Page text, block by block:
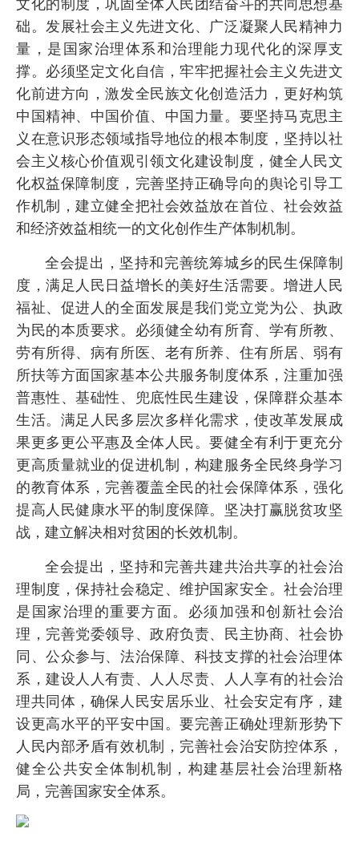
文化的制度，巩固全体人民团结奋斗的共同思想基
础。发展社会主义先进文化、广泛凝聚人民精神力
量，是国家治理体系和治理能力现代化的深厚支
撑。必须坚定文化自信，牢牢把握社会主义先进文
化前进方向，激发全民族文化创造活力，更好构筑
中国精神、中国价值、中国力量。要坚持马克思主
义在意识形态领域指导地位的根本制度，坚持以社
会主义核心价值观引领文化建设制度，健全人民文
化权益保障制度，完善坚持正确导向的舆论引导工
作机制，建立健全把社会效益放在首位、社会效益
和经济效益相统一的文化创作生产体制机制。
全会提出，坚持和完善统筹城乡的民生保障制
度，满足人民日益增长的美好生活需要。增进人民
福祉、促进人的全面发展是我们党立党为公、执政
为民的本质要求。必须健全幼有所育、学有所教、
劳有所得、病有所医、老有所养、住有所居、弱有
所扶等方面国家基本公共服务制度体系，注重加强
普惠性、基础性、兜底性民生建设，保障群众基本
生活。满足人民多层次多样化需求，使改革发展成
果更多更公平惠及全体人民。要健全有利于更充分
更高质量就业的促进机制，构建服务全民终身学习
的教育体系，完善覆盖全民的社会保障体系，强化
提高人民健康水平的制度保障。坚决打赢脱贫攻坚
战，建立解决相对贫困的长效机制。
全会提出，坚持和完善共建共治共享的社会治
理制度，保持社会稳定、维护国家安全。社会治理
是国家治理的重要方面。必须加强和创新社会治
理，完善党委领导、政府负责、民主协商、社会协
同、公众参与、法治保障、科技支撑的社会治理体
系，建设人人有责、人人尽责、人人享有的社会治
理共同体，确保人民安居乐业、社会安定有序，建
设更高水平的平安中国。要完善正确处理新形势下
人民内部矛盾有效机制，完善社会治安防控体系，
健全公共安全体制机制，构建基层社会治理新格
局，完善国家安全体系。